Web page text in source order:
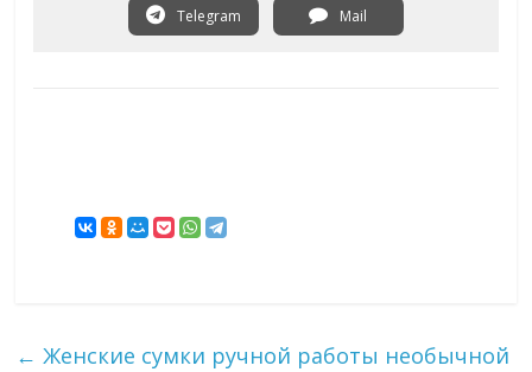
Telegram Mail
← Женские сумки ручной работы необычной